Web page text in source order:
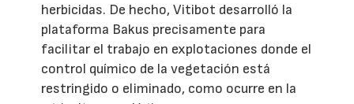
herbicidas. De hecho, Vitibot desarrolló la
plataforma Bakus precisamente para
facilitar el trabajo en explotaciones donde el
control químico de la vegetación está
restringido o eliminado, como ocurre en la